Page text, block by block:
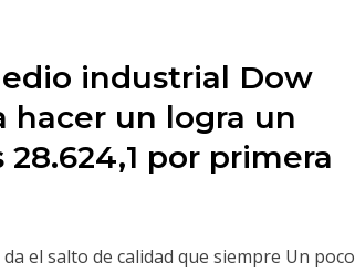
industrial Dow
hacer un logra un
por primera
el salto de calidad que siempre Un poco